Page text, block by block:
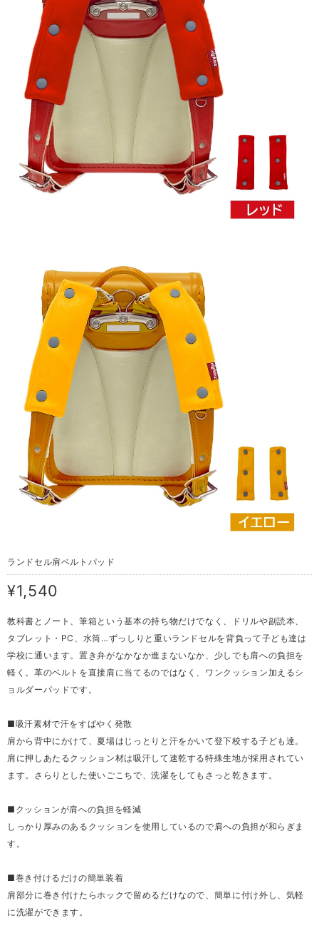
ランドセル肩ベルトパッド
¥1,540
教科書とノート、筆箱という基本の持ち物だけでなく、ドリルや副読本、
タブレット・PC、水筒…ずっしりと重いランドセルを背負って子ども達は
学校に通います。置き弁がなかなか進まないなか、少しでも肩への負担を
軽く。革のベルトを直接肩に当てるのではなく、ワンクッション加えるシ
ョルダーパッドです。
■吸汗素材で汗をすばやく発散
肩から背中にかけて、夏場はじっとりと汗をかいて登下校する子ども達。
肩に押しあたるクッション材は吸汗して速乾する特殊生地が採用されてい
ます。さらりとした使いごこちで、洗濯をしてもさっと乾きます。
■クッションが肩への負担を軽減
しっかり厚みのあるクッションを使用しているので肩への負担が和らぎま
す。
■巻き付けるだけの簡単装着
肩部分に巻き付けたらホックで留めるだけなので、簡単に付け外し、気軽
に洗濯ができます。